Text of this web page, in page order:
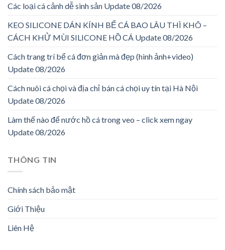
Các loại cá cảnh dễ sinh sản Update 08/2026
KEO SILICONE DÁN KÍNH BỂ CÁ BAO LÂU THÌ KHÔ –
CÁCH KHỬ MÙI SILICONE HỒ CÁ Update 08/2026
Cách trang trí bể cá đơn giản mà đẹp (hình ảnh+video)
Update 08/2026
Cách nuôi cá chọi và địa chỉ bán cá chọi uy tín tại Hà Nội
Update 08/2026
Làm thế nào để nước hồ cá trong veo – click xem ngay
Update 08/2026
THÔNG TIN
Chính sách bảo mật
Giới Thiệu
Liên Hệ